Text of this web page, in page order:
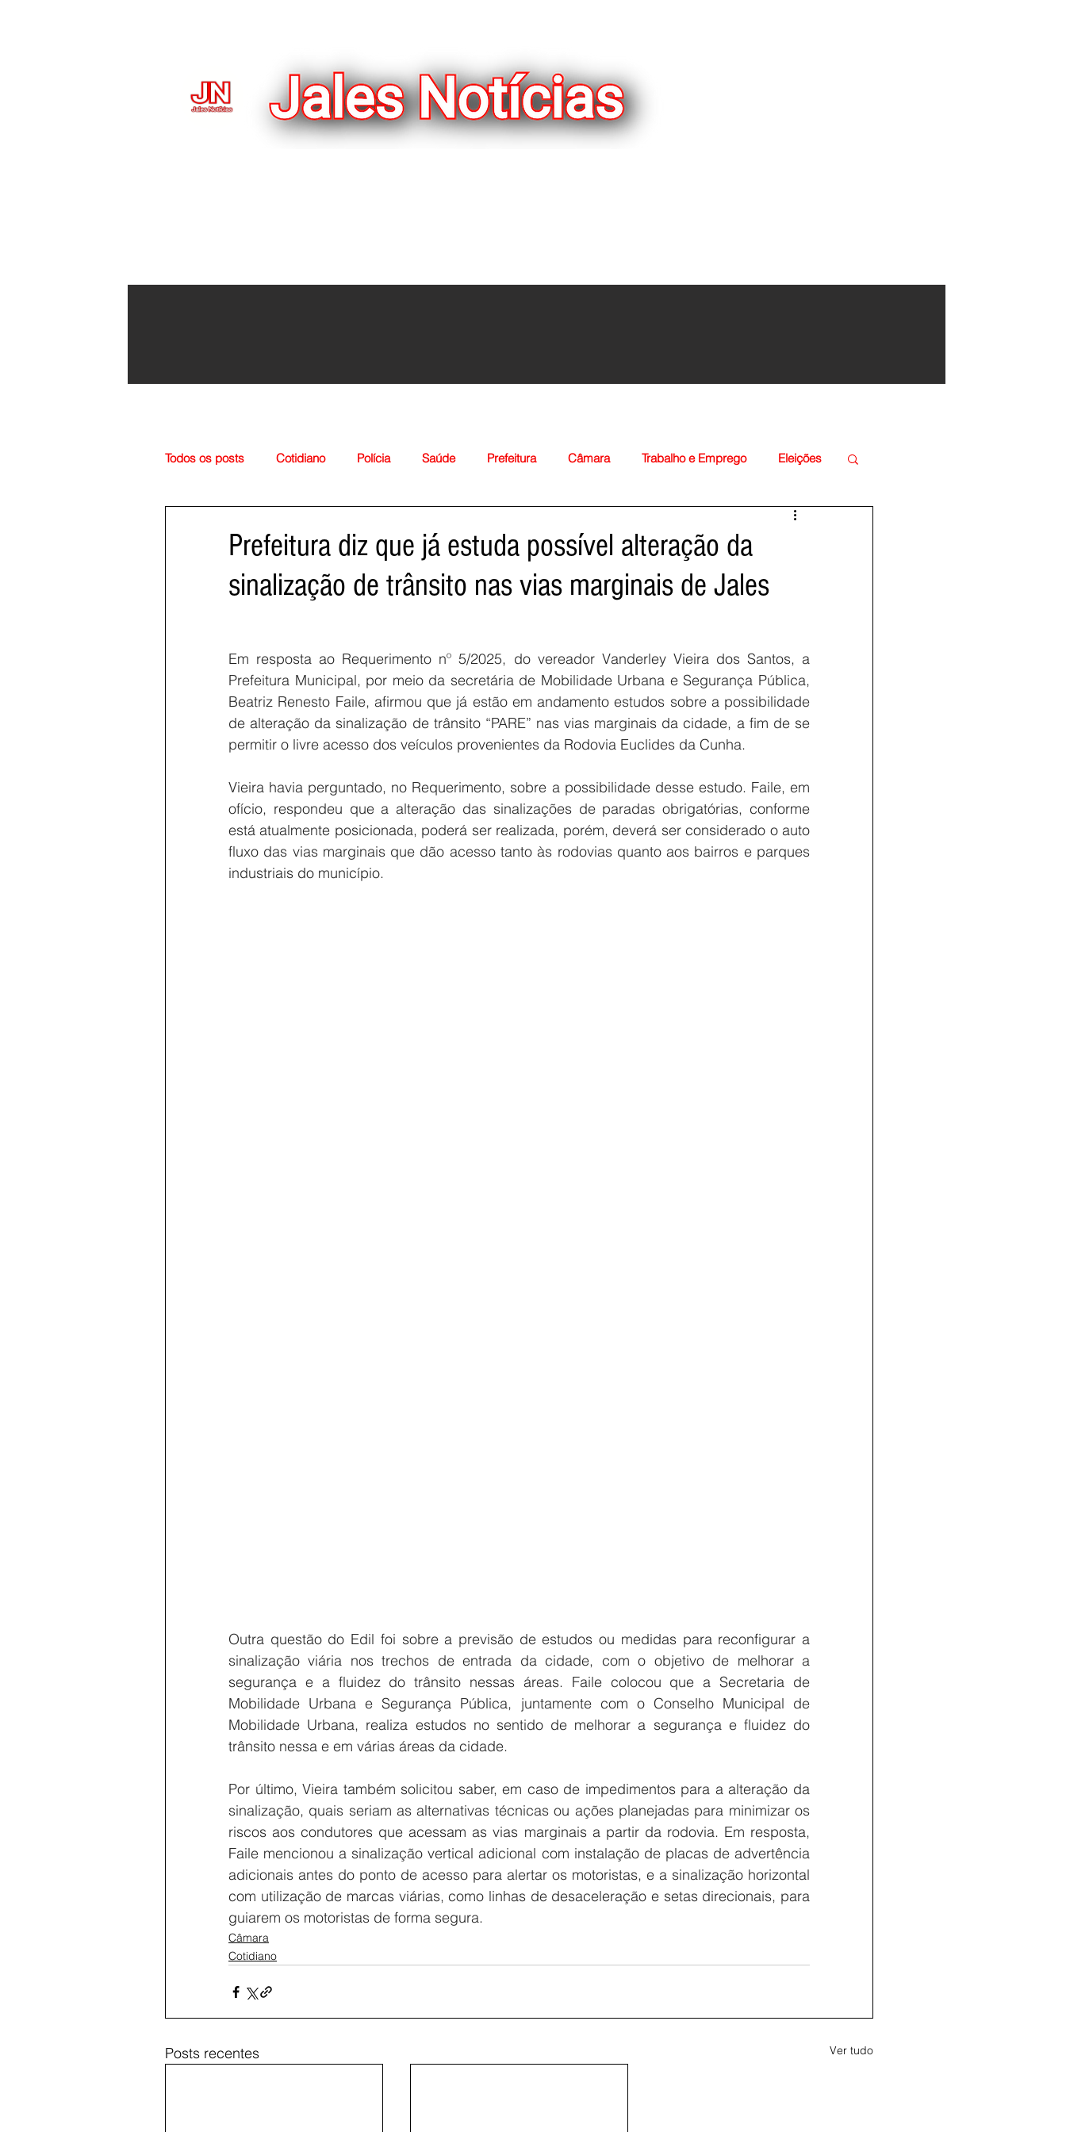
Voltar
Todos os posts Cotidiano Polícia Saúde Prefeitura Câmara Trabalho e Emprego Eleições
Prefeitura diz que já estuda possível alteração da
sinalização de trânsito nas vias marginais de Jales
Em resposta ao Requerimento nº 5/2025, do vereador Vanderley Vieira dos Santos, a
Prefeitura Municipal, por meio da secretária de Mobilidade Urbana e Segurança Pública,
Beatriz Renesto Faile, afirmou que já estão em andamento estudos sobre a possibilidade
de alteração da sinalização de trânsito “PARE” nas vias marginais da cidade, a fim de se
permitir o livre acesso dos veículos provenientes da Rodovia Euclides da Cunha.
Vieira havia perguntado, no Requerimento, sobre a possibilidade desse estudo. Faile, em
ofício, respondeu que a alteração das sinalizações de paradas obrigatórias, conforme
está atualmente posicionada, poderá ser realizada, porém, deverá ser considerado o auto
fluxo das vias marginais que dão acesso tanto às rodovias quanto aos bairros e parques
industriais do município.
Outra questão do Edil foi sobre a previsão de estudos ou medidas para reconfigurar a
sinalização viária nos trechos de entrada da cidade, com o objetivo de melhorar a
segurança e a fluidez do trânsito nessas áreas. Faile colocou que a Secretaria de
Mobilidade Urbana e Segurança Pública, juntamente com o Conselho Municipal de
Mobilidade Urbana, realiza estudos no sentido de melhorar a segurança e fluidez do
trânsito nessa e em várias áreas da cidade.
Por último, Vieira também solicitou saber, em caso de impedimentos para a alteração da
sinalização, quais seriam as alternativas técnicas ou ações planejadas para minimizar os
riscos aos condutores que acessam as vias marginais a partir da rodovia. Em resposta,
Faile mencionou a sinalização vertical adicional com instalação de placas de advertência
adicionais antes do ponto de acesso para alertar os motoristas, e a sinalização horizontal
com utilização de marcas viárias, como linhas de desaceleração e setas direcionais, para
guiarem os motoristas de forma segura.
Câmara
Cotidiano
Posts recentes Ver tudo